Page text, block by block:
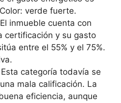
verde fuerte.
El inmueble cuenta con
certificación y su gasto
entre el 55% y el 75%.
categoría todavía se
mala calificación. La
eficiencia, aunque